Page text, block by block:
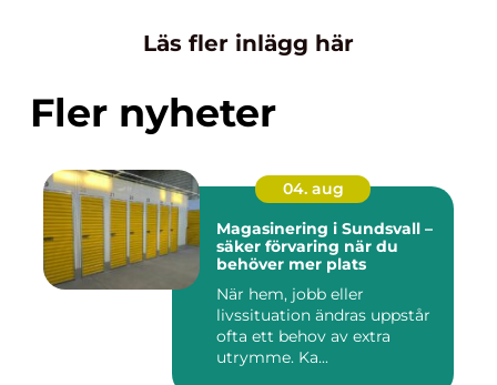
Läs fler inlägg här
Fler nyheter
04. aug
Magasinering i Sundsvall –
säker förvaring när du
behöver mer plats
När hem, jobb eller
livssituation ändras uppstår
ofta ett behov av extra
utrymme. Ka...